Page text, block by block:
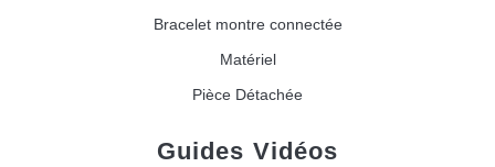
Bracelet montre connectée
Matériel
Pièce Détachée
Guides Vidéos